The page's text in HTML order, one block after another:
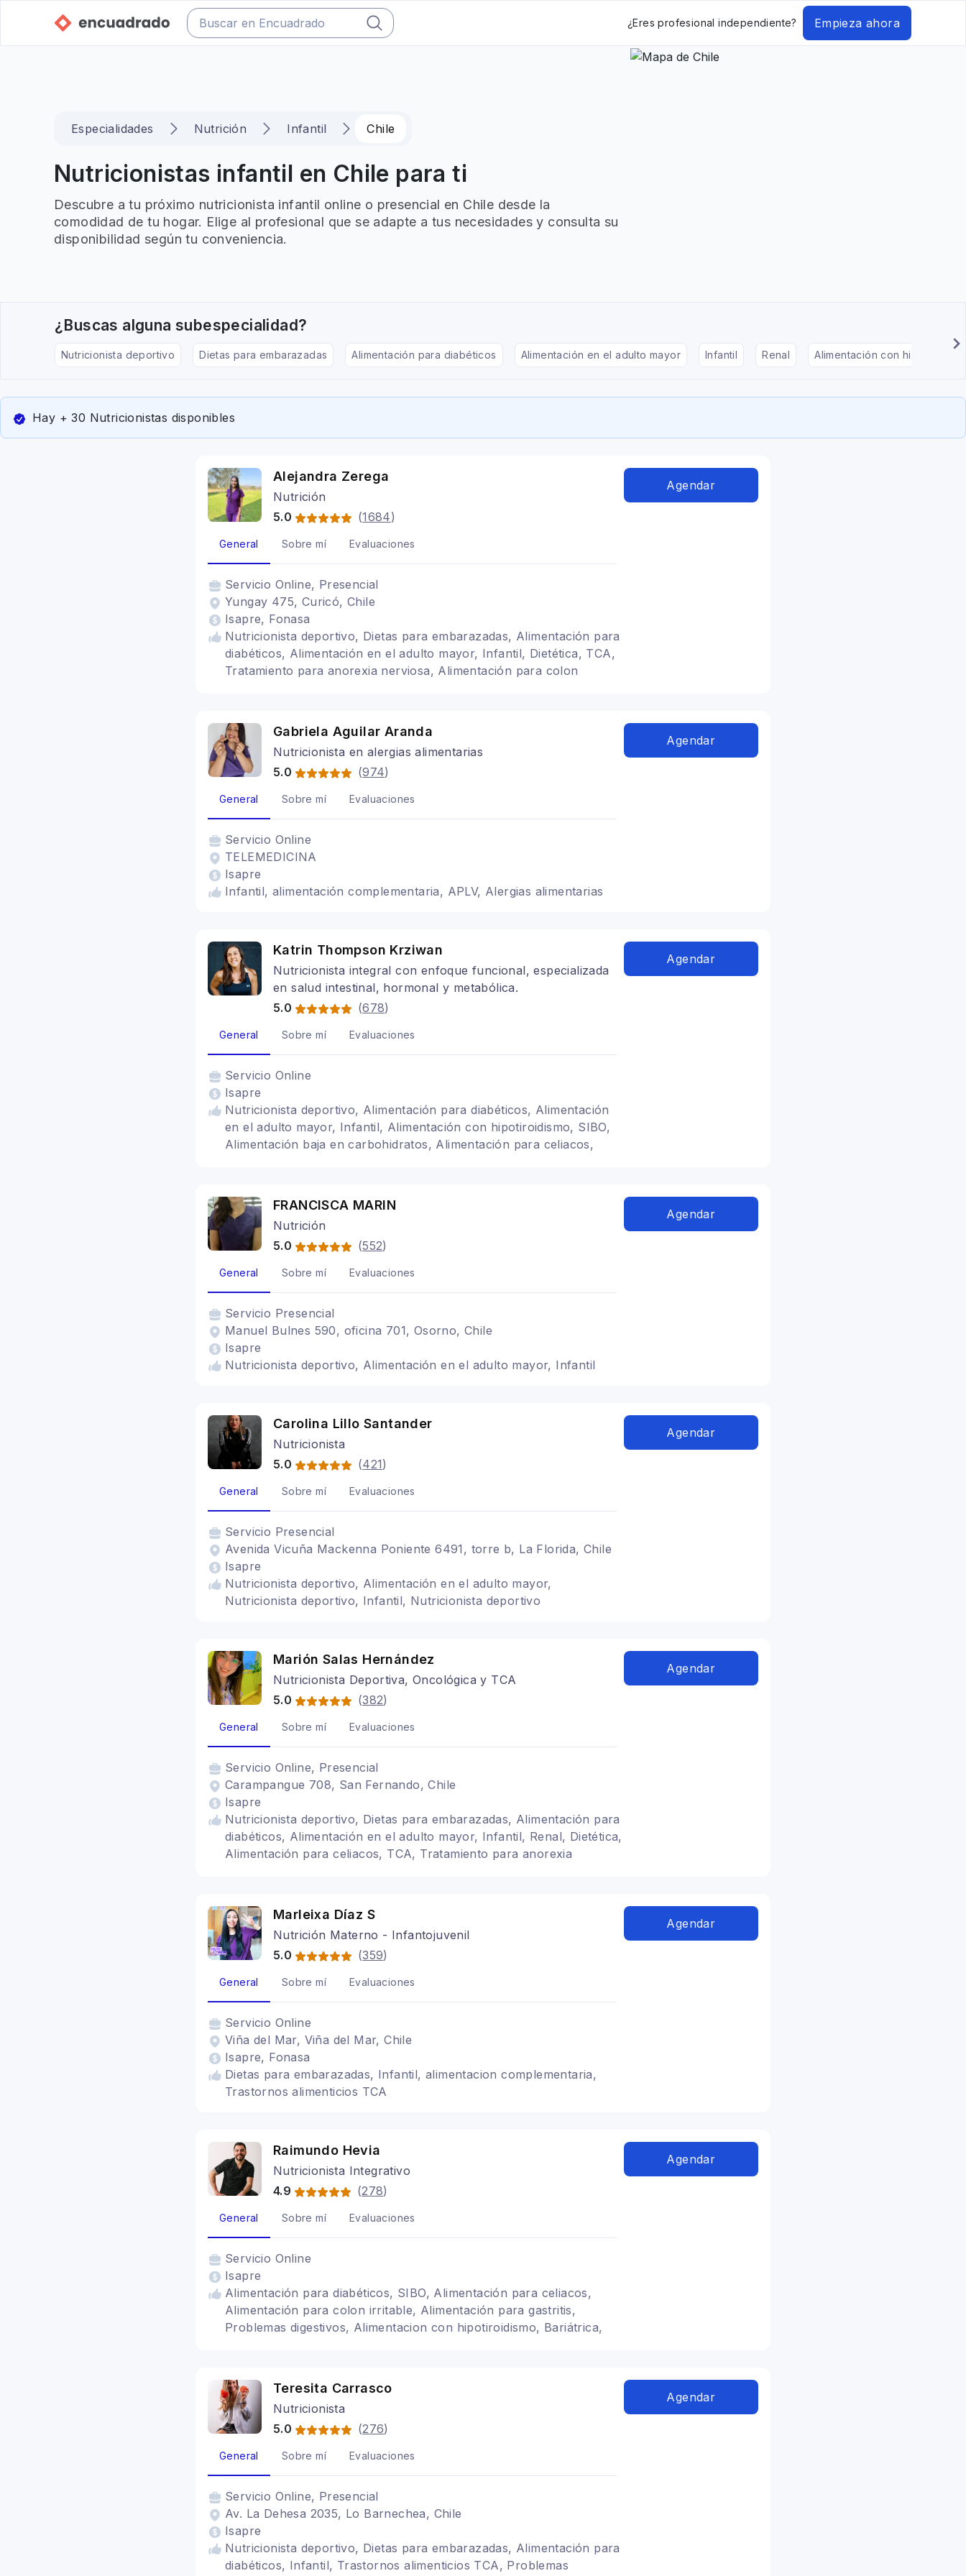
¿Eres profesional independiente? Empieza ahora
Especialidades Nutrición Infantil Chile
Nutricionistas infantil en Chile para ti
Descubre a tu próximo nutricionista infantil online o presencial en Chile desde la
comodidad de tu hogar. Elige al profesional que se adapte a tus necesidades y consulta su
disponibilidad según tu conveniencia.
¿Buscas alguna subespecialidad?
Nutricionista deportivo Dietas para embarazadas Alimentación para diabéticos Alimentación en el adulto mayor Infantil Renal Alimentación con
Hay + 30 Nutricionistas disponibles
Alejandra Zerega
Nutrición
5.0
(1684)
General Sobre mí Evaluaciones
Servicio Online, Presencial
Yungay 475, Curicó, Chile
Isapre, Fonasa
Nutricionista deportivo, Dietas para embarazadas, Alimentación para
diabéticos, Alimentación en el adulto mayor, Infantil, Dietética, TCA,
Tratamiento para anorexia nerviosa, Alimentación para colon
Agendar
Gabriela Aguilar Aranda
Nutricionista en alergias alimentarias
5.0
(974)
General Sobre mí Evaluaciones
Servicio Online
TELEMEDICINA
Isapre
Infantil, alimentación complementaria, APLV, Alergias alimentarias
Agendar
Katrin Thompson Krziwan
Nutricionista integral con enfoque funcional, especializada
en salud intestinal, hormonal y metabólica.
5.0
(678)
General Sobre mí Evaluaciones
Servicio Online
Isapre
Nutricionista deportivo, Alimentación para diabéticos, Alimentación
en el adulto mayor, Infantil, Alimentación con hipotiroidismo, SIBO,
Alimentación baja en carbohidratos, Alimentación para celiacos,
Agendar
FRANCISCA MARIN
Nutrición
5.0
(552)
General Sobre mí Evaluaciones
Servicio Presencial
Manuel Bulnes 590, oficina 701, Osorno, Chile
Isapre
Nutricionista deportivo, Alimentación en el adulto mayor, Infantil
Agendar
Carolina Lillo Santander
Nutricionista
5.0
(421)
General Sobre mí Evaluaciones
Servicio Presencial
Avenida Vicuña Mackenna Poniente 6491, torre b, La Florida, Chile
Isapre
Nutricionista deportivo, Alimentación en el adulto mayor,
Nutricionista deportivo, Infantil, Nutricionista deportivo
Agendar
Marión Salas Hernández
Nutricionista Deportiva, Oncológica y TCA
5.0
(382)
General Sobre mí Evaluaciones
Servicio Online, Presencial
Carampangue 708, San Fernando, Chile
Isapre
Nutricionista deportivo, Dietas para embarazadas, Alimentación para
diabéticos, Alimentación en el adulto mayor, Infantil, Renal, Dietética,
Alimentación para celiacos, TCA, Tratamiento para anorexia
Agendar
Marleixa Díaz S
Nutrición Materno - Infantojuvenil
5.0
(359)
General Sobre mí Evaluaciones
Servicio Online
Viña del Mar, Viña del Mar, Chile
Isapre, Fonasa
Dietas para embarazadas, Infantil, alimentacion complementaria,
Trastornos alimenticios TCA
Agendar
Raimundo Hevia
Nutricionista Integrativo
4.9
(278)
General Sobre mí Evaluaciones
Servicio Online
Isapre
Alimentación para diabéticos, SIBO, Alimentación para celiacos,
Alimentación para colon irritable, Alimentación para gastritis,
Problemas digestivos, Alimentacion con hipotiroidismo, Bariátrica,
alimentaria, Infantil, Vegetarianismo y veganismo, Dietas para
embarazadas, Alimentación con hipotiroidismo
Agendar
Teresita Carrasco
Nutricionista
5.0
(276)
General Sobre mí Evaluaciones
Servicio Online, Presencial
Av. La Dehesa 2035, Lo Barnechea, Chile
Isapre
Nutricionista deportivo, Dietas para embarazadas, Alimentación para
diabéticos, Infantil, Trastornos alimenticios TCA, Problemas
Agendar